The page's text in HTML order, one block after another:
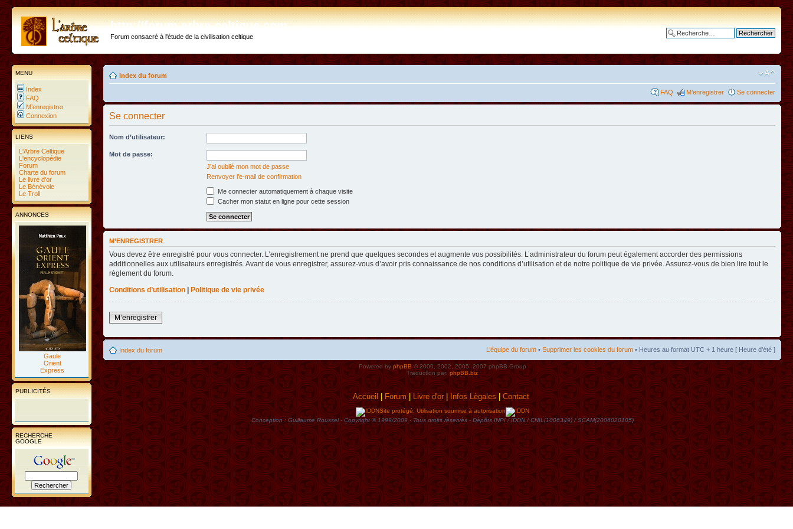
http://forum.arbre-celtique.com
Forum consacré à l'étude de la civilisation celtique
MENU
Index
FAQ
M’enregistrer
Connexion
LIENS
L'Arbre Celtique
L'encyclopédie
Forum
Charte du forum
Le livre d'or
Le Bénévole
Le Troll
ANNONCES
Gaule
Orient
Express
PUBLICITÉS
RECHERCHE
GOOGLE
Index du forum
FAQ M’enregistrer Se connecter
Se connecter
Nom d’utilisateur:
Mot de passe:
J’ai oublié mon mot de passe
Renvoyer l’e-mail de confirmation
Me connecter automatiquement à chaque visite
Cacher mon statut en ligne pour cette session
M’ENREGISTRER
Vous devez être enregistré pour vous connecter. L’enregistrement ne prend que quelques secondes et augmente vos possibilités. L’administrateur du forum peut également accorder des permissions
additionnelles aux utilisateurs enregistrés. Avant de vous enregistrer, assurez-vous d’avoir pris connaissance de nos conditions d’utilisation et de notre politique de vie privée. Assurez-vous de bien lire tout le
règlement du forum.
Conditions d’utilisation
Politique de vie privée
M’enregistrer
Index du forum L’équipe du forum • Supprimer les cookies du forum • Heures au format UTC + 1 heure [ Heure d’été ]
Powered byphpBB© 2000, 2002, 2005, 2007 phpBB Group
Traduction par:phpBB.biz
Accueil| Forum|Livre d'or|Infos Lègales|Contact
Site protégé. Utilisation soumise à autorisation
Conception : Guillaume Roussel - Copyright © 1999/2009 - Tous droits rèservès - Dèpôts INPI / IDDN / CNIL(1006349) / SCAM(2006020105)